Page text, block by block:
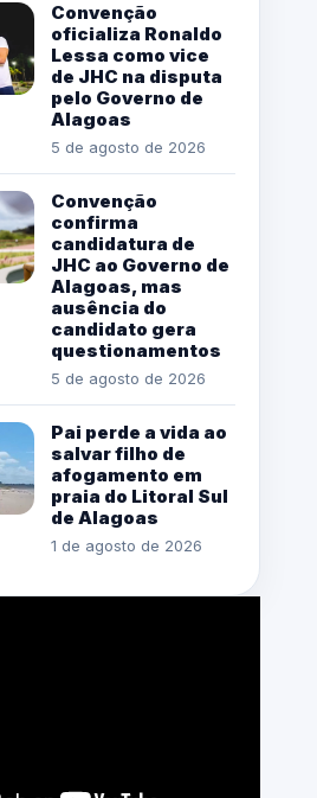
Convenção
oficializa Ronaldo
Lessa como vice
de JHC na disputa
pelo Governo de
Alagoas
5 de agosto de 2026
Convenção
confirma
candidatura de
JHC ao Governo de
Alagoas, mas
ausência do
candidato gera
questionamentos
5 de agosto de 2026
Pai perde a vida ao
salvar filho de
afogamento em
praia do Litoral Sul
de Alagoas
1 de agosto de 2026